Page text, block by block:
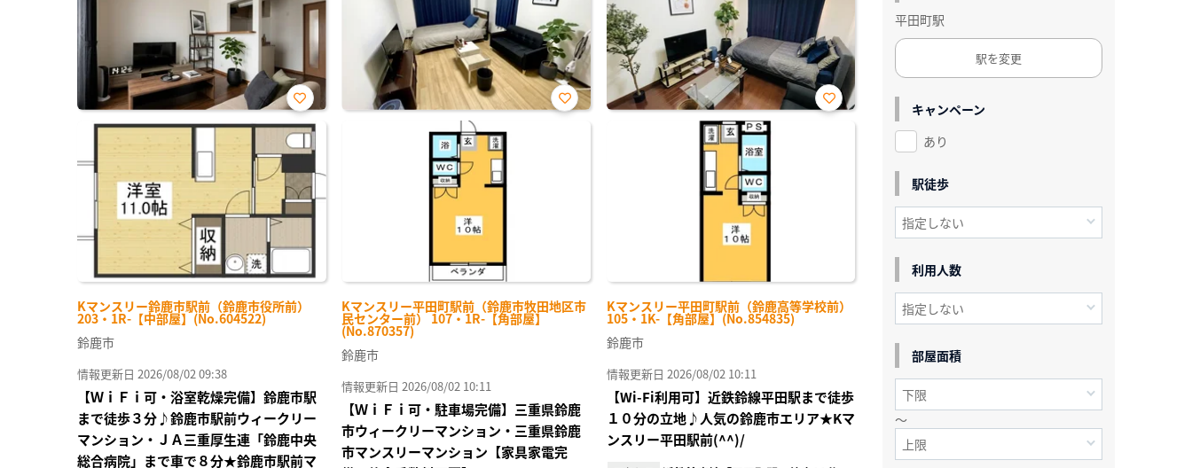
Kマンスリー鈴鹿市駅前（鈴鹿市役所前）
203・1R-【中部屋】(No.604522)
お気
に入
り登
録
鈴鹿市
情報更新日 2026/08/02 09:38
【ＷｉＦｉ可・浴室乾燥完備】鈴鹿市駅
まで徒歩３分♪鈴鹿市駅前ウィークリー
マンション・ＪＡ三重厚生連「鈴鹿中央
総合病院」まで車で８分★鈴鹿市駅前マ
Kマンスリー平田町駅前（鈴鹿市牧田地区市
民センター前） 107・1R-【角部屋】
(No.870357)
お気
鈴鹿市
情報更新日 2026/08/02 10:11
【ＷｉＦｉ可・駐車場完備】三重県鈴鹿
市ウィークリーマンション・三重県鈴鹿
市マンスリーマンション【家具家電完
Kマンスリー平田町駅前（鈴鹿高等学校前）
105・1K-【角部屋】(No.854835)
お気
鈴鹿市
情報更新日 2026/08/02 10:11
【Wi-Fi利用可】近鉄鈴線平田駅まで徒歩
１０分の立地♪人気の鈴鹿市エリア★Kマ
ンスリー平田駅前(^^)/
平田町駅
駅を変更
キャンペーン
あり
駅徒歩
利用人数
部屋面積
～